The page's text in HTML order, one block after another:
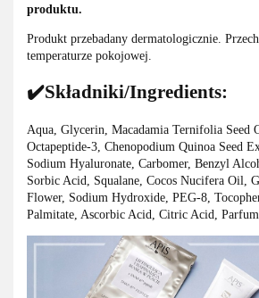
produktu.
Produkt przebadany dermatologicznie.
temperaturze pokojowej.
✔️Składniki/Ingredients:
Aqua, Glycerin, Macadamia Ternifolia Seed
Octapeptide-3, Chenopodium Quinoa Seed
Sodium Hyaluronate, Carbomer, Benzyl
Sorbic Acid, Squalane, Cocos Nucifera Oil,
Flower, Sodium Hydroxide, PEG-8,
Palmitate, Ascorbic Acid, Citric Acid, Parfum.